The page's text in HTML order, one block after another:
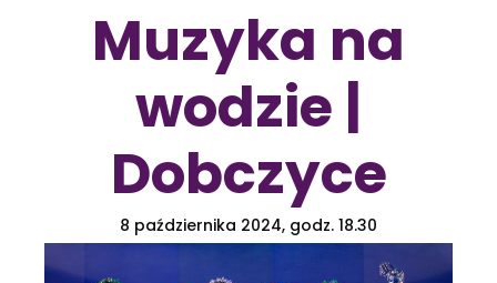
Muzyka na
wodzie |
Dobczyce
8 października 2024, godz. 18.30